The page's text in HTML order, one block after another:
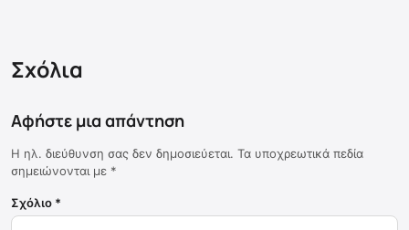
Σχόλια
Αφήστε μια απάντηση
Η ηλ. διεύθυνση σας δεν δημοσιεύεται. Τα υποχρεωτικά πεδία
σημειώνονται με *
Σχόλιο *